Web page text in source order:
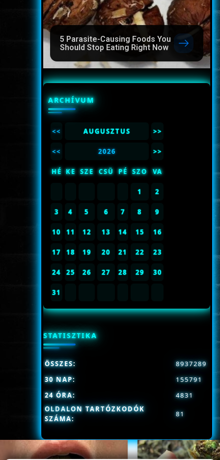
5 Parasite-Causing Foods You
Should Stop Eating Right Now
ARCHÍVUM
<< AUGUSZTUS >>
<< 2026 >>
HÉ KE SZE CSÜ PÉ SZO VA
1 2
3 4 5 6 7 8 9
10 11 12 13 14 15 16
17 18 19 20 21 22 23
24 25 26 27 28 29 30
31
STATISZTIKA
OLDALON TARTÓZKODÓK
SZÁMA:
81
ÖSSZES:
8937289
30 NAP:
155791
24 ÓRA:
4831